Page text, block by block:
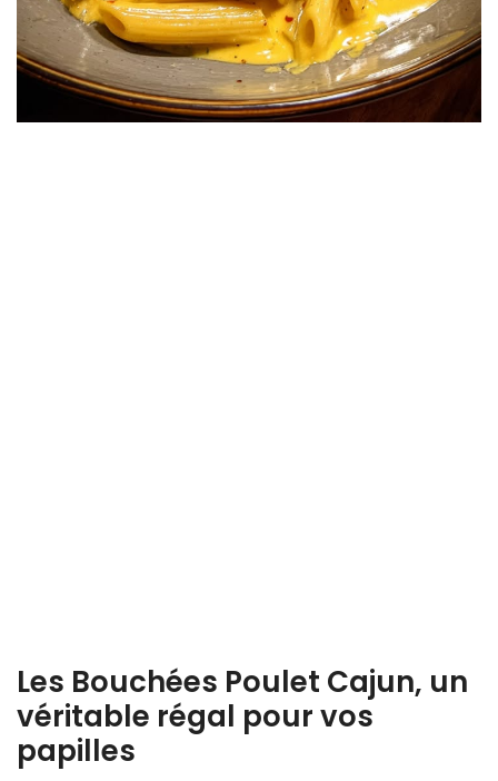
Les Bouchées Poulet Cajun, un
véritable régal pour vos
papilles